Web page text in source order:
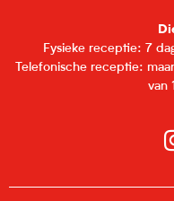
Fysieke receptie: 7
Telefonische receptie:
van